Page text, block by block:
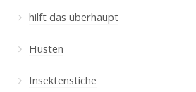
hilft das überhaupt
Husten
Insektenstiche